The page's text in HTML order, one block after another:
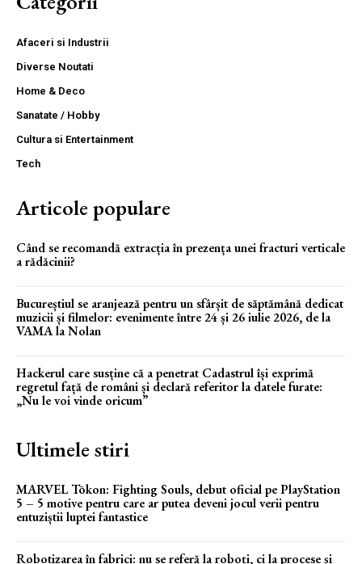
Afaceri si Industrii
Diverse Noutati
Home & Deco
Sanatate / Hobby
Cultura si Entertainment
Tech
Articole populare
Când se recomandă extracția în prezența unei fracturi verticale
a rădăcinii?
Bucureștiul se aranjează pentru un sfârșit de săptămână dedicat
muzicii și filmelor: evenimente între 24 și 26 iulie 2026, de la
VAMA la Nolan
Hackerul care susține că a penetrat Cadastrul își exprimă
regretul față de români și declară referitor la datele furate:
„Nu le voi vinde oricum”
Ultimele stiri
MARVEL Tōkon: Fighting Souls, debut oficial pe PlayStation
5 – 5 motive pentru care ar putea deveni jocul verii pentru
entuziștii luptei fantastice
Robotizarea în fabrici: nu se referă la roboți, ci la procese și